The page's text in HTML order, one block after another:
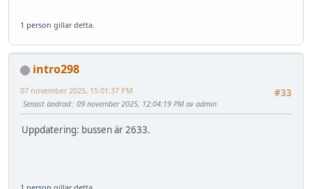
1 person gillar detta.
intro298
#33
07 november 2025, 15:01:37 PM
Senast ändrad:: 09 november 2025, 12:04:19 PM av admin
Uppdatering: bussen är 2633.